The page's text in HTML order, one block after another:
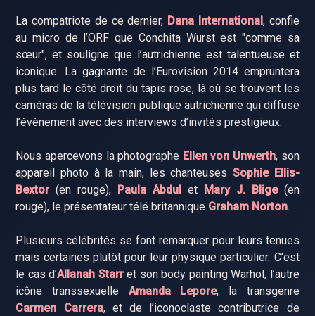
La compatriote de ce dernier, Dana International , confie
au micro de l’ORF que Conchita Wurst est "comme sa
sœur", et souligne que l’autrichienne est talentueuse et
iconique. La gagnante de l’Eurovision 2014 empruntera
plus tard le côté droit du tapis rose, là où se trouvent les
caméras de la télévision publique autrichienne qui diffuse
l’évènement avec des interviews d’invités prestigieux.
Nous apercevons la photographe Ellen von Unwerth, son
appareil photo à la main, les chanteuses Sophie Ellis-
Bextor(en rouge), Paula Abdul et Mary J. Blige(en
rouge), le présentateur télé britannique Graham Norton.
Plusieurs célébrités se font remarquer pour leurs tenues
mais certaines plutôt pour leur physique particulier. C’est
le cas d’Allanah Starret son body painting Warhol, l’autre
icône transsexuelle Amanda Lepore, la transgenre
Carmen Carrera, et de l’iconoclaste contributrice de